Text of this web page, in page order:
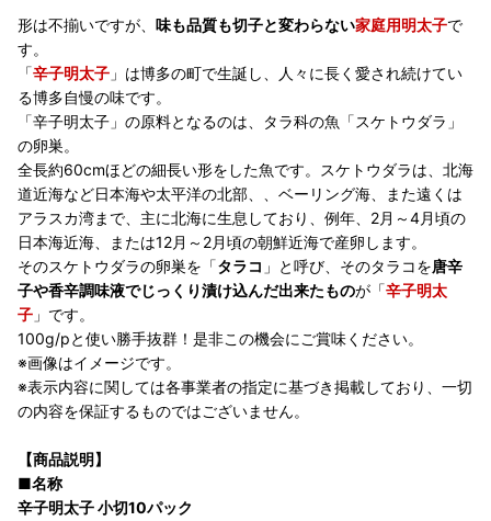
形は不揃いですが、 味も品質も切子と変わらない家庭用明太子で
す。
「辛子明太子 」は博多の町で生誕し、人々に長く愛され続けてい
る博多自慢の味です。
「辛子明太子」の原料となるのは、タラ科の魚「スケトウダラ」
の卵巣。
全長約60cmほどの細長い形をした魚です。スケトウダラは、北海
道近海など日本海や太平洋の北部、、ベーリング海、また遠くは
アラスカ湾まで、主に北海に生息しており、例年、2月～4月頃の
日本海近海、または12月～2月頃の朝鮮近海で産卵します。
そのスケトウダラの卵巣を「タラコ 」と呼び、そのタラコを唐辛
子や香辛調味液でじっくり漬け込んだ出来たものが「辛子明太
子 」です。
100g/pと使い勝手抜群！是非この機会にご賞味ください。
※画像はイメージです。
※表示内容に関しては各事業者の指定に基づき掲載しており、一切
の内容を保証するものではございません。
【商品説明】
■名称
辛子明太子 小切10パック